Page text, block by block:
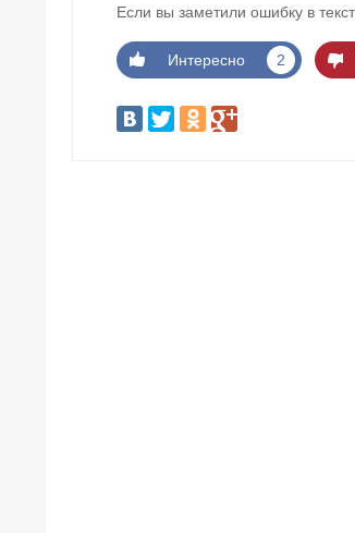
Если вы заметили ошибку в
Интересно 2